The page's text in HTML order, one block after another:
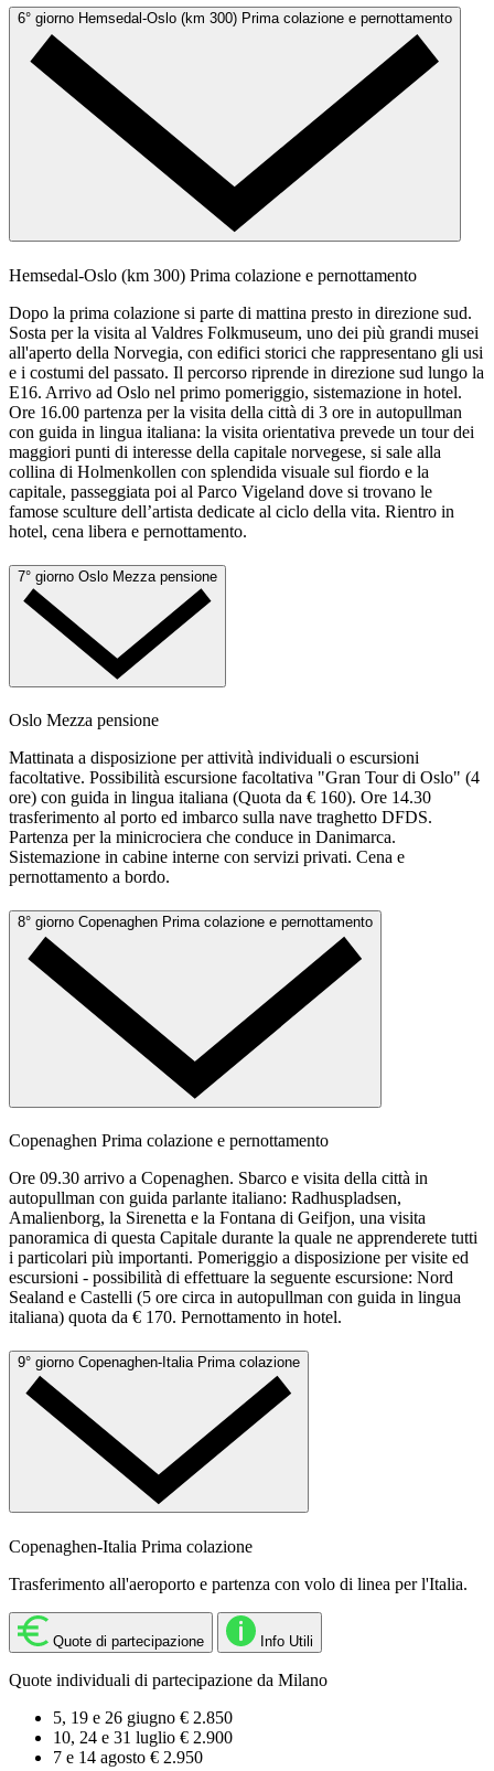
6° giorno Hemsedal-Oslo (km 300) Prima colazione e pernottamento
Hemsedal-Oslo (km 300) Prima colazione e pernottamento
Dopo la prima colazione si parte di mattina presto in direzione sud.
Sosta per la visita al Valdres Folkmuseum, uno dei più grandi musei
all'aperto della Norvegia, con edifici storici che rappresentano gli usi
e i costumi del passato. Il percorso riprende in direzione sud lungo la
E16. Arrivo ad Oslo nel primo pomeriggio, sistemazione in hotel.
Ore 16.00 partenza per la visita della città di 3 ore in autopullman
con guida in lingua italiana: la visita orientativa prevede un tour dei
maggiori punti di interesse della capitale norvegese, si sale alla
collina di Holmenkollen con splendida visuale sul fiordo e la
capitale, passeggiata poi al Parco Vigeland dove si trovano le
famose sculture dell’artista dedicate al ciclo della vita. Rientro in
hotel, cena libera e pernottamento.
7° giorno Oslo Mezza pensione
Oslo Mezza pensione
Mattinata a disposizione per attività individuali o escursioni
facoltative. Possibilità escursione facoltativa "Gran Tour di Oslo" (4
ore) con guida in lingua italiana (Quota da € 160). Ore 14.30
trasferimento al porto ed imbarco sulla nave traghetto DFDS.
Partenza per la minicrociera che conduce in Danimarca.
Sistemazione in cabine interne con servizi privati. Cena e
pernottamento a bordo.
8° giorno Copenaghen Prima colazione e pernottamento
Copenaghen Prima colazione e pernottamento
Ore 09.30 arrivo a Copenaghen. Sbarco e visita della città in
autopullman con guida parlante italiano: Radhuspladsen,
Amalienborg, la Sirenetta e la Fontana di Geifjon, una visita
panoramica di questa Capitale durante la quale ne apprenderete tutti
i particolari più importanti. Pomeriggio a disposizione per visite ed
escursioni - possibilità di effettuare la seguente escursione: Nord
Sealand e Castelli (5 ore circa in autopullman con guida in lingua
italiana) quota da € 170. Pernottamento in hotel.
9° giorno Copenaghen-Italia Prima colazione
Copenaghen-Italia Prima colazione
Trasferimento all'aeroporto e partenza con volo di linea per l'Italia.
Quote di partecipazione Info Utili
Quote individuali di partecipazione da Milano
5, 19 e 26 giugno € 2.850
10, 24 e 31 luglio € 2.900
7 e 14 agosto € 2.950